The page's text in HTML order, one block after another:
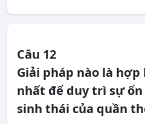
Câu 12
Giải pháp nào là
nhất để duy trì sự
sinh thái của quần